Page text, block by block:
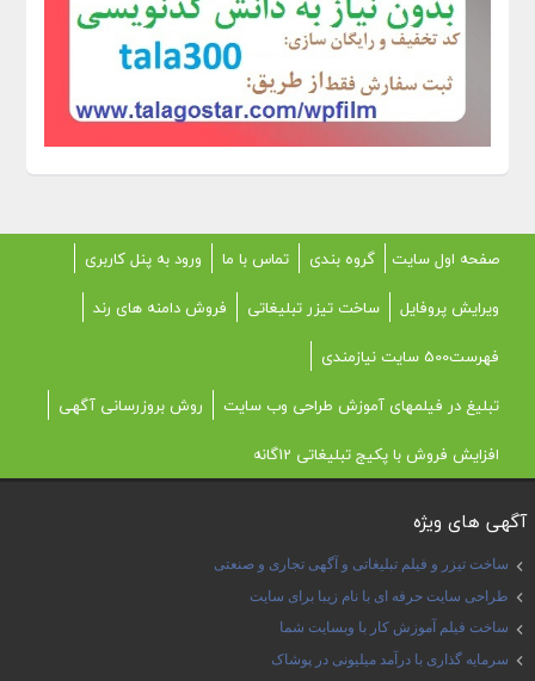
صفحه اول سایت گروه بندی تماس با ما
ورود به پنل کاربری
ویرایش پروفایل
ساخت تیزر تبلیغاتی
فروش دامنه های رند
فهرست500 سایت نیازمندی
تبلیغ در فیلمهای آموزش طراحی وب سایت
روش بروزرسانی آگهی
افزایش فروش با پکیج تبلیغاتی 12گانه
آگهی های ویژه
ساخت تیزر و فیلم تبلیغاتی و آگهی تجاری و صنعتی
طراحی سایت حرفه ای با نام زیبا برای سایت
ساخت فیلم آموزش کار با وبسایت شما
سرمایه گذاری با درآمد میلیونی در پوشاک